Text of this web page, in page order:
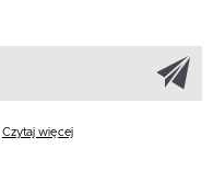
Czytaj więcej